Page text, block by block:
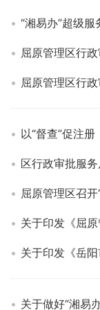
屈原管理区行
屈原管理区召